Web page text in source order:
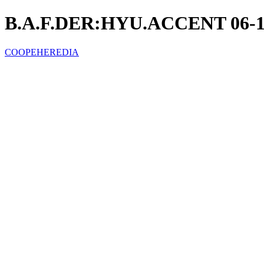
B.A.F.DER:HYU.ACCENT 06-
COOPEHEREDIA